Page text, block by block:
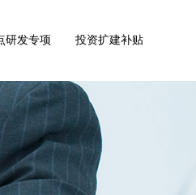
研发专项 投资扩建补贴